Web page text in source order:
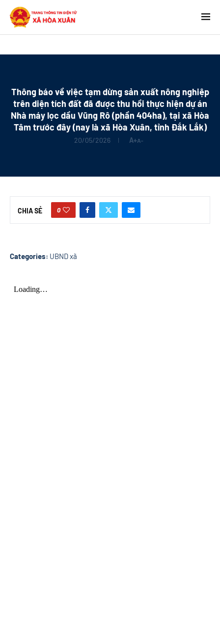
Thông báo về việc tạm dừng sản xuất nông nghiệp
trên diện tích đất đã được thu hồi thực hiện dự án
Nhà máy lọc dầu Vũng Rô (phần 404ha), tại xã Hòa
Tâm trước đây (nay là xã Hòa Xuân, tỉnh Đắk Lắk)
20/05/2026 A+A-
CHIA SẺ 0
Categories: UBND xã